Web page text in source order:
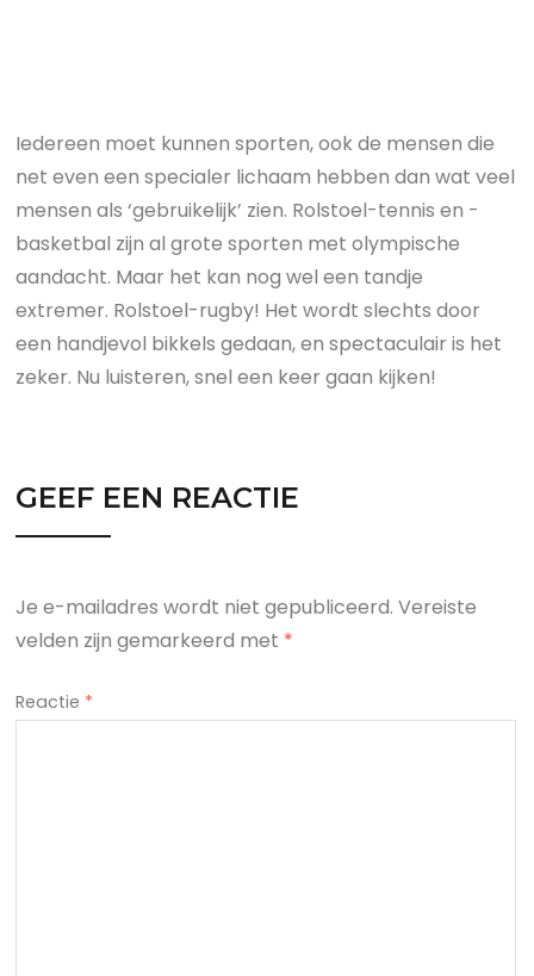
Iedereen moet kunnen sporten, ook de mensen die
net even een specialer lichaam hebben dan wat veel
mensen als ‘gebruikelijk’ zien. Rolstoel-tennis en -
basketbal zijn al grote sporten met olympische
aandacht. Maar het kan nog wel een tandje
extremer. Rolstoel-rugby! Het wordt slechts door
een handjevol bikkels gedaan, en spectaculair is het
zeker. Nu luisteren, snel een keer gaan kijken!
GEEF EEN REACTIE
Je e-mailadres wordt niet gepubliceerd. Vereiste
velden zijn gemarkeerd met *
Reactie *